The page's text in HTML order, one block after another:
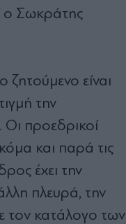
ο Σωκράτης
ζητούμενο είναι
την
προεδρικοί
και παρά τις
έχει την
πλευρά, την
τον κατάλογο των